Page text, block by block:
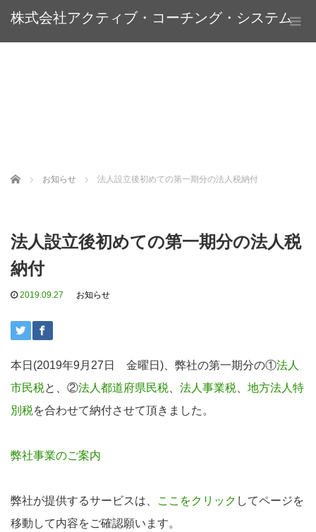
株式会社アクティブ・コーチング・システム
Home お知らせ 法人設立後初めての第一期分の法人税納付
法人設立後初めての第一期分の法人税
納付
2019.09.27 お知らせ
本日(2019年9月27日 金曜日)、弊社の第一期分の①法人
市民税と、②法人都道府県民税 法人事業税
地方法人特
別税を合わせて納付させて頂きました。
弊社事業のご案内
弊社が提供するサービスは、 ここをクリック してページを
移動して内容をご確認願います。